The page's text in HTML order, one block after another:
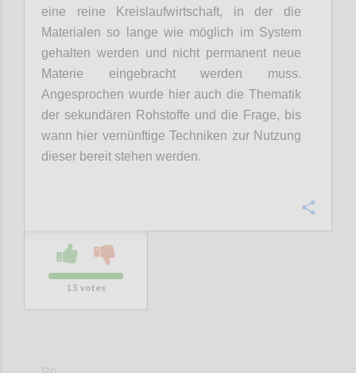
eine reine
Kreislaufwirtschaft, in der die
Materialen so lange wie möglich im System
gehalten werden und nicht permanent neue
Materie eingebracht werden muss.
Angesprochen wurde hier auch die Thematik
der sekundären Rohstoffe und die Frage, bis
wann hier vernünftige Techniken zur Nutzung
dieser bereit stehen werden.
13 votes